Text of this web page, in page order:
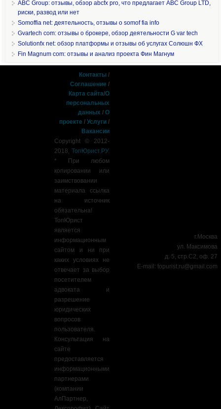
ABC Group: отзывы, обзор abcfx pro, что предлагает ABC Group LTD,
риски, развод или нет
Somoffia net: деятельность, отзывы о somof fia info
Gvartech com: отзывы о брокере, обзор деятельности G var tech
Solutionfx net: обзор платформы и отзывы об услугах Солюшн ФХ
Fin Magnum com: отзывы и анализ проекта Фин Магнум
Контакты /
Соглашение /
Карта сайта/О
персональных
данных /О
проекте /Услуги /
Вакансии
Copyright © 2012-
2018,ТопЮрист.РУ.
* При любом
копировании или
заимствовании
материала ссылка
на источник
обязательна!
ТопЮрист
является
информационным
сайтом и ни при
каких условиях не
отвечает за выбор
посетителем
адвоката и
разрешение
юридических
вопросов
пользователя.
Консультация на
сайте
предоставляется
информационными
партнерами
(компании
АлПартнер,
г.Москва
ул. Максимова
д. 5, стр.С2, оф. 27
E-mail:topurist.ru@gmail.com